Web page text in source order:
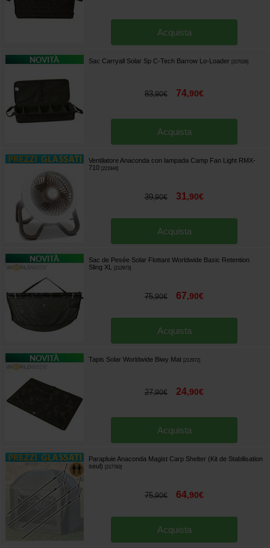
Acquista
Sac Carryall Solar Sp C-Tech Barrow Lo-Loader 227028]
83,90€ 74,90€
Acquista
Ventilatore Anaconda con lampada Camp Fan Light RMX-
710
221944]
39,90€ 31,90€
Acquista
Sac de Pesée Solar Flottant Worldwide Basic Retention
Sling XL
212973]
75,90€ 67,90€
Acquista
Tapis Solar Worldwide Biwy Mat 212972]
27,90€ 24,90€
Acquista
Parapluie Anaconda Magist Carp Shelter (Kit de Stabilisation
seul)
217783]
75,90€ 64,90€
Acquista